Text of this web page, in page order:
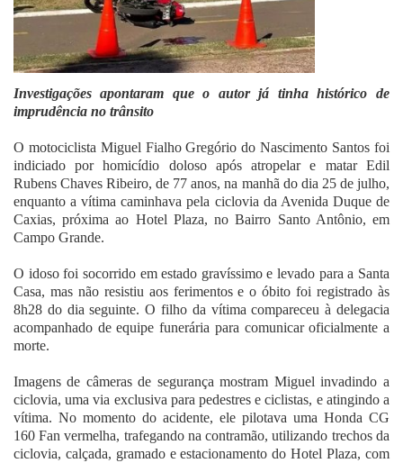
Investigações apontaram que o autor já tinha histórico de
imprudência no trânsito
O motociclista Miguel Fialho Gregório do Nascimento Santos foi
indiciado por homicídio doloso após atropelar e matar Edil
Rubens Chaves Ribeiro, de 77 anos, na manhã do dia 25 de julho,
enquanto a vítima caminhava pela ciclovia da Avenida Duque de
Caxias, próxima ao Hotel Plaza, no Bairro Santo Antônio, em
Campo Grande.
O idoso foi socorrido em estado gravíssimo e levado para a Santa
Casa, mas não resistiu aos ferimentos e o óbito foi registrado às
8h28 do dia seguinte. O filho da vítima compareceu à delegacia
acompanhado de equipe funerária para comunicar oficialmente a
morte.
Imagens de câmeras de segurança mostram Miguel invadindo a
ciclovia, uma via exclusiva para pedestres e ciclistas, e atingindo a
vítima. No momento do acidente, ele pilotava uma Honda CG
160 Fan vermelha, trafegando na contramão, utilizando trechos da
ciclovia, calçada, gramado e estacionamento do Hotel Plaza, com